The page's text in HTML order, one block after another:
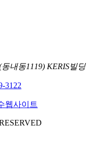
내동1119) KERIS빌딩
3122